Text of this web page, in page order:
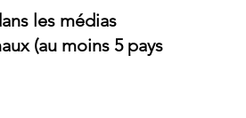
les médias
(au moins 5 pays